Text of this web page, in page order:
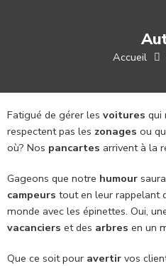
Accueil
Fatigué de gérer les voitures qui
respectent pas les zonages ou
où? Nos pancartes arrivent à la
Gageons que notre humour
campeurs tout en leur rappelant
monde avec les épinettes. Oui,
vacanciers et des arbres en un
Que ce soit pour avertir vos